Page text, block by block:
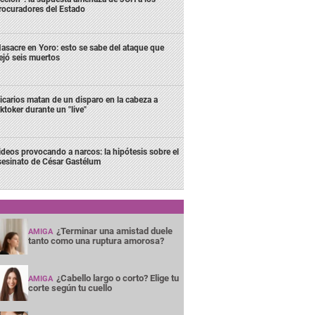
del Estado
en Yoro: esto se sabe del ataque que
seis muertos
matan de un disparo en la cabeza a
durante un "live"
provocando a narcos: la hipótesis sobre el
de César Gastélum
AMIGA ¿Terminar una amistad duele
tanto como una ruptura amorosa?
AMIGA ¿Cabello largo o corto? Elige tu
corte según tu cuello